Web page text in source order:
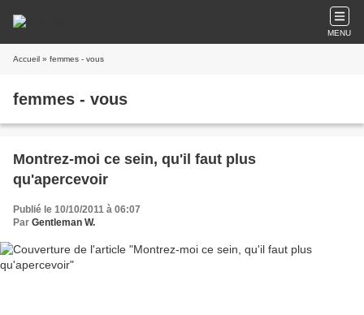
MENU
Accueil » femmes - vous
femmes - vous
Montrez-moi ce sein, qu'il faut plus
qu'apercevoir
Publié le 10/10/2011 à 06:07
Par Gentleman W.